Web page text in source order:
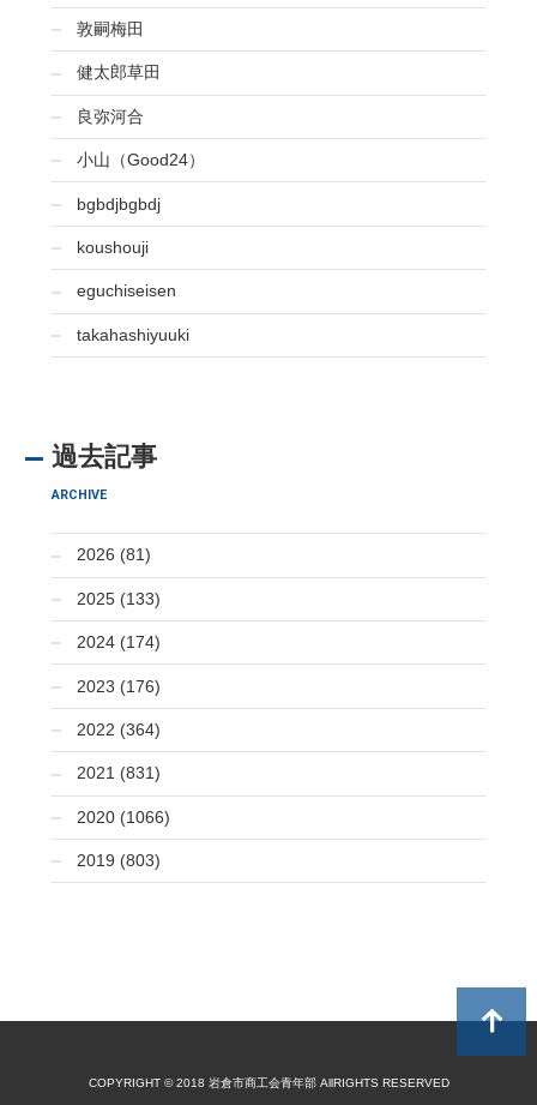
敦嗣梅田
健太郎草田
良弥河合
小山（Good24）
bgbdjbgbdj
koushouji
eguchiseisen
takahashiyuuki
過去記事
ARCHIVE
2026 (81)
2025 (133)
2024 (174)
2023 (176)
2022 (364)
2021 (831)
2020 (1066)
2019 (803)
COPYRIGHT © 2018 岩倉市商工会青年部 AllRIGHTS RESERVED